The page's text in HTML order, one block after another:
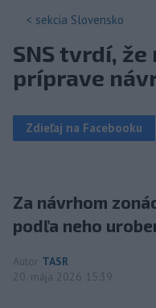
< sekcia Slovensko
SNS tvrdí,
príprave
Zdieľaj na Facebooku
Za návrhom
podľa neho
Autor TASR
20. mája 2026 15:39